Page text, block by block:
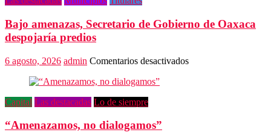
crimen
Bajo amenazas, Secretario de Gobierno de Oaxaca
despojaría predios
6 agosto, 2026 admin Comentarios desactivadosen
Capital Las destacadas Lo de siempre
“Amenazamos, no dialogamos”